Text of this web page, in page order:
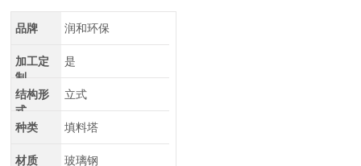
品牌 润和环保
加工定
制
是
结构形
式
立式
种类 填料塔
材质 玻璃钢